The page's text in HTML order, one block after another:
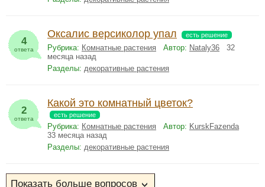
4
ответа
Оксалис версиколор упал есть решение
Рубрика: Комнатные растения Автор: Nataly36 32
месяца назад
Разделы: декоративные растения
2
ответа
Какой это комнатный цветок?
есть решение
Рубрика: Комнатные растения Автор: KurskFazenda
33 месяца назад
Разделы: декоративные растения